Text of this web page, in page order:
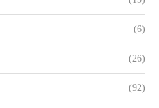
(6)
(26)
(92)